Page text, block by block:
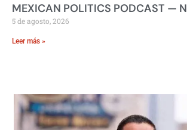
MEXICAN POLITICS PODCAST —
5 de agosto, 2026
Leer más »